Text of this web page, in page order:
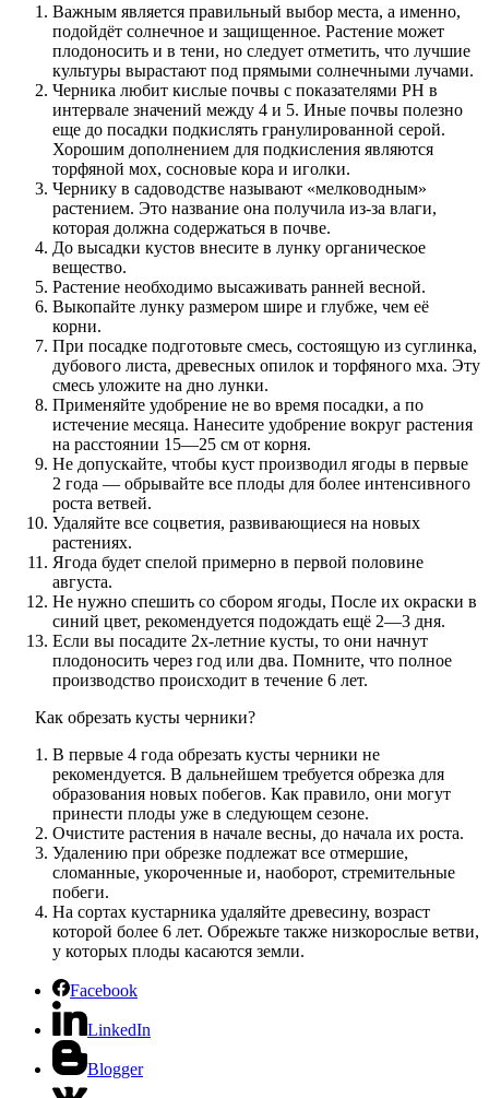
Важным является правильный выбор места, а именно,
подойдёт солнечное и защищенное. Растение может
плодоносить и в тени, но следует отметить, что лучшие
культуры вырастают под прямыми солнечными лучами.
Черника любит кислые почвы с показателями РН в
интервале значений между 4 и 5. Иные почвы полезно
еще до посадки подкислять гранулированной серой.
Хорошим дополнением для подкисления являются
торфяной мох, сосновые кора и иголки.
Чернику в садоводстве называют «мелководным»
растением. Это название она получила из-за влаги,
которая должна содержаться в почве.
До высадки кустов внесите в лунку органическое
вещество.
Растение необходимо высаживать ранней весной.
Выкопайте лунку размером шире и глубже, чем её
корни.
При посадке подготовьте смесь, состоящую из суглинка,
дубового листа, древесных опилок и торфяного мха. Эту
смесь уложите на дно лунки.
Применяйте удобрение не во время посадки, а по
истечение месяца. Нанесите удобрение вокруг растения
на расстоянии 15—25 см от корня.
Не допускайте, чтобы куст производил ягоды в первые
2 года — обрывайте все плоды для более интенсивного
роста ветвей.
Удаляйте все соцветия, развивающиеся на новых
растениях.
Ягода будет спелой примерно в первой половине
августа.
Не нужно спешить со сбором ягоды, После их окраски в
синий цвет, рекомендуется подождать ещё 2—3 дня.
Если вы посадите 2х-летние кусты, то они начнут
плодоносить через год или два. Помните, что полное
производство происходит в течение 6 лет.
Как обрезать кусты черники?
В первые 4 года обрезать кусты черники не
рекомендуется. В дальнейшем требуется обрезка для
образования новых побегов. Как правило, они могут
принести плоды уже в следующем сезоне.
Очистите растения в начале весны, до начала их роста.
Удалению при обрезке подлежат все отмершие,
сломанные, укороченные и, наоборот, стремительные
побеги.
На сортах кустарника удаляйте древесину, возраст
которой более 6 лет. Обрежьте также низкорослые ветви,
у которых плоды касаются земли.
Facebook
LinkedIn
Blogger